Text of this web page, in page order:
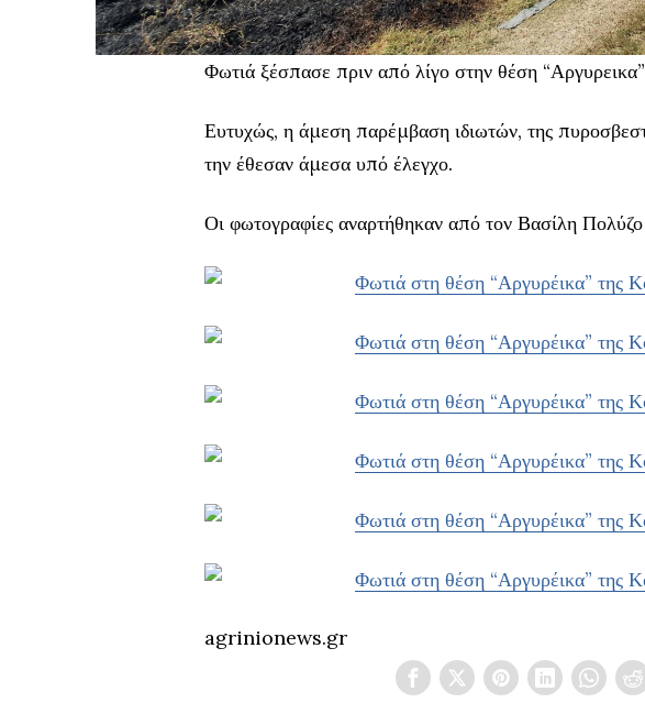
Φωτιά ξέσπασε πριν από λίγο στην θέση
Ευτυχώς, η άμεση παρέμβαση ιδιωτών, της
την έθεσαν άμεσα υπό έλεγχο.
Οι φωτογραφίες αναρτήθηκαν από τον Βασίλη
agrinionews.gr